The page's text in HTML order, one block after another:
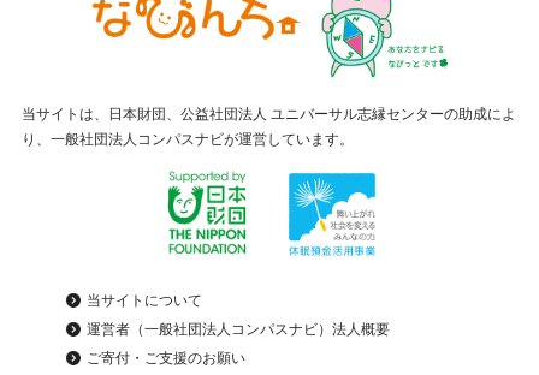
当サイトは、日本財団、公益社団法人 ユニバーサル志縁センターの助成によ
り、一般社団法人コンパスナビが運営しています。
当サイトについて
運営者（一般社団法人コンパスナビ）法人概要
ご寄付・ご支援のお願い